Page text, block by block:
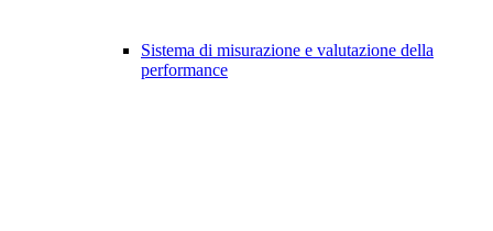
Sistema di misurazione e valutazione della
performance